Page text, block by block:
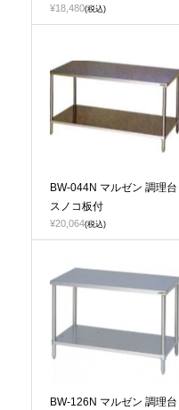
¥18,480(税込)
BW-044N マルゼン 調理台
スノコ板付
¥20,064(税込)
BW-126N マルゼン 調理台